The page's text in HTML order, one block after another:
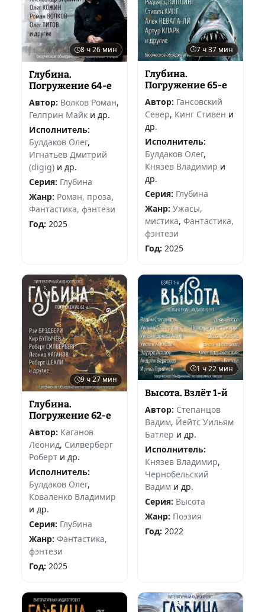
8 ч 26 мин
Глубина.
Погружение 64-е
Автор: Волков Роман,
Гелприн Майк и др.
Исполнитель:
Булдаков Олег,
Игнатьев Дмитрий
(digig) и др.
Серия: Глубина
Жанр: Роман, проза,
Фантастика, фэнтези
Год: 2025
7 ч 37 мин
Глубина.
Погружение 65-е
Автор: Гансовский
Север, Кинг Стивен и
др.
Исполнитель:
Булдаков Олег,
Князев Владимир и
др.
Серия: Глубина
Жанр: Ужасы,
мистика, Фантастика,
фэнтези
Год: 2025
9 ч 27 мин
Глубина.
Погружение 62-е
Автор: Каганов
Леонид, Силверберг
Роберт и др.
Исполнитель:
Булдаков Олег,
Коваленко Владимир
и др.
Серия: Глубина
Жанр: Фантастика,
фэнтези
Год: 2025
1 ч 22 мин
Высота. Взлёт 1-й
Автор: Степанцов
Вадим, Йейтс Уильям
Батлер и др.
Исполнитель:
Князев Владимир,
Чернобельский
Вадим и др.
Серия: Высота
Жанр: Поэзия
Год: 2022